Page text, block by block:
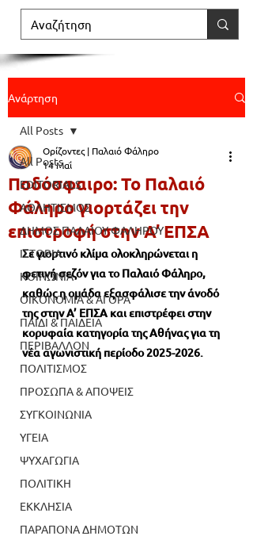
Ανάρτηση
All Posts
EDITORIALS
ΑΘΛΗΤΙΣΜΟΣ
ΔΗΜΟΣ ΠΑΛΑΙΟΥ ΦΑΛΗΡΟΥ
ΙΣΤΟΡΙΑ
ΚΟΙΝΩΝΙΑ
ΟΙΚΟΝΟΜΙΑ & ΑΓΟΡΑ
ΠΑΙΔΙ & ΠΑΙΔΕΙΑ
ΠΕΡΙΒΑΛΛΟΝ
ΠΟΛΙΤΙΣΜΟΣ
ΠΡΟΣΩΠΑ & ΑΠΟΨΕΙΣ
ΣΥΓΚΟΙΝΩΝΙΑ
ΥΓΕΙΑ
ΨΥΧΑΓΩΓΙΑ
ΠΟΛΙΤΙΚΗ
ΕΚΚΛΗΣΙΑ
ΠΑΡΑΠΟΝΑ ΔΗΜΟΤΩΝ
All Posts
Ποδόσφαιρο: Το Παλαιό
Φάληρο γιορτάζει την
επιστροφή στην Α’ ΕΠΣΑ
Ορίζοντες | Παλαιό Φάληρο
14 Μαΐ
Σε γιορτινό κλίμα ολοκληρώνεται η
φετινή σεζόν για το Παλαιό Φάληρο,
καθώς η ομάδα εξασφάλισε την άνοδό
της στην Α’ ΕΠΣΑ και επιστρέφει στην
κορυφαία κατηγορία της Αθήνας για τη
νέα αγωνιστική περίοδο 2025-2026.